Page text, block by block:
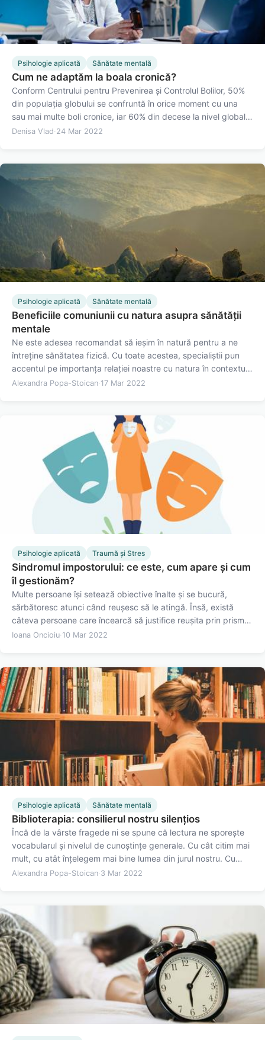
Psihologie aplicată Sănătate mentală
Cum ne adaptăm la boala cronică?
Conform Centrului pentru Prevenirea și Controlul Bolilor, 50%
din populația globului se confruntă în orice moment cu una
sau mai multe boli cronice, iar 60% din decese la nivel global
sunt cauzate de acestea.1 Boala cronică are consecinţe
Denisa Vlad· 24 Mar 2022
Psihologie aplicată Sănătate mentală
Beneficiile comuniunii cu natura asupra sănătății
mentale
Ne este adesea recomandat să ieșim în natură pentru a ne
întreține sănătatea fizică. Cu toate acestea, specialiștii pun
accentul pe importanța relației noastre cu natura în contextul
menținerii sănătății mentale. Calitatea relației cu natura este
Alexandra Popa-Stoican· 17 Mar 2022
Psihologie aplicată Traumă și Stres
Sindromul impostorului: ce este, cum apare și cum
îl gestionăm?
Multe persoane își setează obiective înalte și se bucură,
sărbătoresc atunci când reușesc să le atingă. Însă, există
câteva persoane care încearcă să justifice reușita prin prisma
unor factori externi, ce nu au legătură cu propriile abilități.
Ioana Oncioiu· 10 Mar 2022
Psihologie aplicată Sănătate mentală
Biblioterapia: consilierul nostru silențios
Încă de la vârste fragede ni se spune că lectura ne sporește
vocabularul și nivelul de cunoștințe generale. Cu cât citim mai
mult, cu atât înțelegem mai bine lumea din jurul nostru. Cu
toate acestea, mai rar ni se spune că lecturarea cărților
Alexandra Popa-Stoican· 3 Mar 2022